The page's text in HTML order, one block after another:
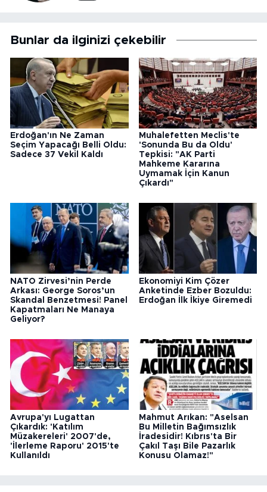
Bunlar da ilginizi çekebilir
Erdoğan'ın Ne Zaman
Seçim Yapacağı Belli Oldu:
Sadece 37 Vekil Kaldı
Muhalefetten Meclis'te
'Sonunda Bu da Oldu'
Tepkisi: "AK Parti
Mahkeme Kararına
Uymamak İçin Kanun
Çıkardı"
NATO Zirvesi’nin Perde
Arkası: George Soros’un
Skandal Benzetmesi! Panel
Kapatmaları Ne Manaya
Geliyor?
Ekonomiyi Kim Çözer
Anketinde Ezber Bozuldu:
Erdoğan İlk İkiye Giremedi
Avrupa'yı Lugattan
Çıkardık: 'Katılım
Müzakereleri' 2007'de,
'İlerleme Raporu' 2015'te
Kullanıldı
Mahmut Arıkan: "Aselsan
Bu Milletin Bağımsızlık
İradesidir! Kıbrıs'ta Bir
Çakıl Taşı Bile Pazarlık
Konusu Olamaz!"